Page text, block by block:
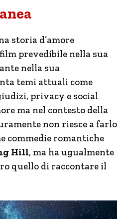
storia d’amore
prevedibile nella sua
nella sua
temi attuali come
privacy e social
ma nel contesto della
non riesce a farlo
commedie romantiche
Hill, ma ha ugualmente
quello di raccontare il